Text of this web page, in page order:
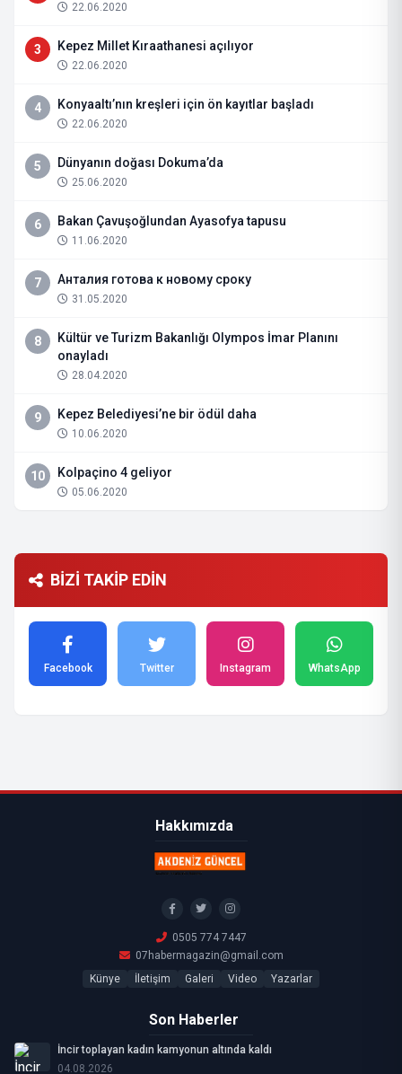
22.06.2020
3 Kepez Millet Kıraathanesi açılıyor
22.06.2020
4 Konyaaltı’nın kreşleri için ön kayıtlar başladı
22.06.2020
5 Dünyanın doğası Dokuma’da
25.06.2020
6 Bakan Çavuşoğlundan Ayasofya tapusu
11.06.2020
7 Анталия готова к новому сроку
31.05.2020
8
Kültür ve Turizm Bakanlığı Olympos İmar Planını
onayladı
28.04.2020
9 Kepez Belediyesi’ne bir ödül daha
10.06.2020
10 Kolpaçino 4 geliyor
05.06.2020
BİZİ TAKİP EDİN
Facebook Twitter Instagram WhatsApp
Hakkımızda
0505 774 7447
07habermagazin@gmail.com
Künye
İletişim Galeri Video Yazarlar
Son Haberler
İncir toplayan kadın kamyonun altında kaldı
04.08.2026